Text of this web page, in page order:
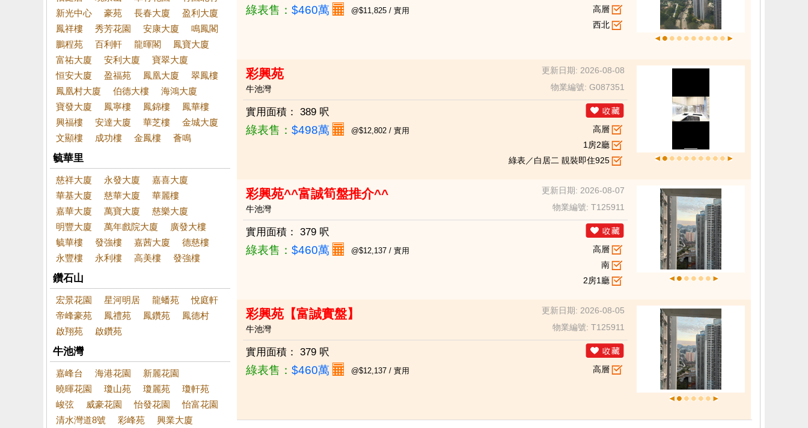
新光中心
豪苑 長春大廈
盈利大廈
鳳祥樓
秀芳花園 安康大廈
鳴鳳閣
鵬程苑
百利軒 龍暉閣
鳳寶大廈
富祐大廈
安利大廈
寶翠大廈
恒安大廈
盈福苑 鳳凰大廈
翠鳳樓
鳳凰村大廈
伯德大樓
海鴻大廈
寶發大廈
鳳寧樓 鳳錦樓
鳳華樓
興福樓
安達大廈 華芝樓
金城大廈
文顯樓
成功樓 金鳳樓 薈鳴
毓華里
慈祥大廈 永發大廈
嘉喜大廈
華基大廈
慈華大廈
華麗樓
嘉華大廈
萬寶大廈
慈樂大廈
明豐大廈
萬年戲院大廈
廣發大樓
毓華樓
發強樓 嘉茜大廈
德慈樓
永豐樓
永利樓 高美樓 發強樓
鑽石山
宏景花園 星河明居 龍蟠苑
悅庭軒
帝峰豪苑
鳳禮苑 鳳鑽苑
鳳德村
啟翔苑
啟鑽苑
牛池灣
嘉峰台 海港花園
新麗花園
曉暉花園
瓊山苑 瓊麗苑
瓊軒苑
峻弦
威豪花園 怡發花園
怡富花園
清水灣道8號
彩峰苑
興業大廈
綠表售： $460萬 @$11,825 / 實用
高層
西北
彩興苑
更新日期: 2026-08-08
牛池灣
物業編號: G087351
實用面積： 389 呎
綠表售： $498萬 @$12,802 / 實用
高層
1房2廳
綠表／白居二 靚裝即住925
彩興苑^^富誠筍盤推介^^
更新日期: 2026-08-07
牛池灣
物業編號: T125911
實用面積： 379 呎
綠表售： $460萬 @$12,137 / 實用
高層
南
2房1廳
彩興苑【富誠實盤】
更新日期: 2026-08-05
牛池灣
物業編號: T125911
實用面積： 379 呎
綠表售： $460萬 @$12,137 / 實用 高層